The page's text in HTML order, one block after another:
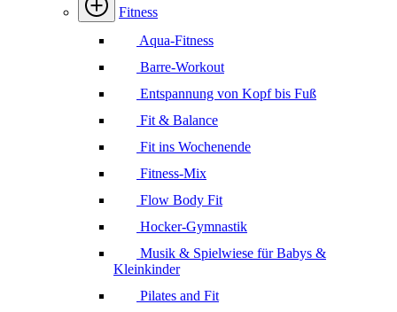
Fitness
Aqua-Fitness
Barre-Workout
Entspannung von Kopf bis Fuß
Fit & Balance
Fit ins Wochenende
Fitness-Mix
Flow Body Fit
Hocker-Gymnastik
Musik & Spielwiese für Babys &
Kleinkinder
Pilates and Fit